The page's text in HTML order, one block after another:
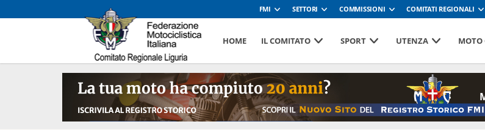
FMI SETTORI COMMISSIONI COMITATI REGIONALI
HOME IL COMITATO SPORT UTENZA MOTO